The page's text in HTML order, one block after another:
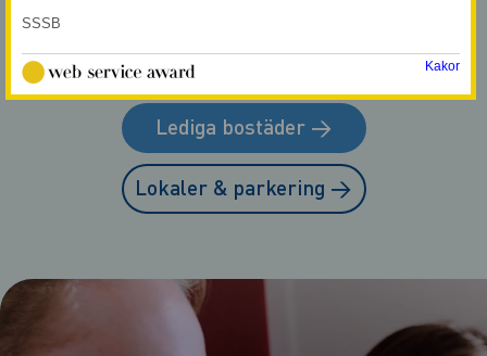
Registrera dig
Lediga bostäder →
Lokaler & parkering →
SSSB
Kakor